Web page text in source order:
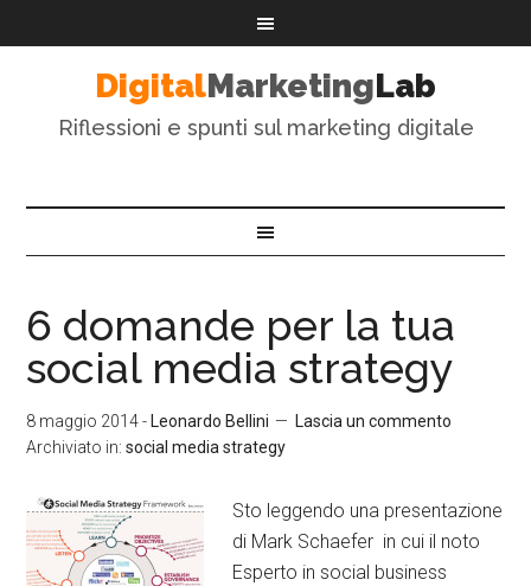
DigitalMarketingLab
Riflessioni e spunti sul marketing digitale
6 domande per la tua
social media strategy
8 maggio 2014- Leonardo Bellini
Lascia un commento
Archiviato in:social media strategy
Sto leggendo una presentazione
di Mark Schaefer in cui il noto
Esperto in social business